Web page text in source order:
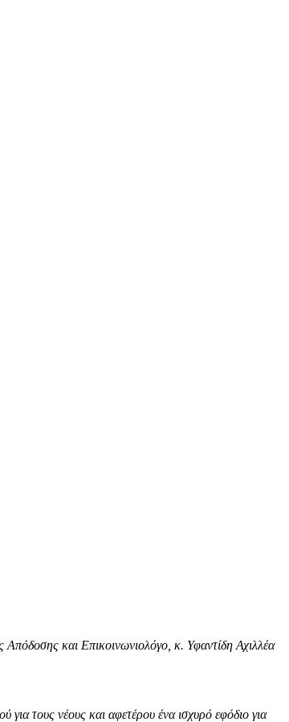
και Επικοινωνιολόγο, κ. Υφαντίδη Αχιλλέα
τους νέους και αφετέρου ένα ισχυρό εφόδιο για